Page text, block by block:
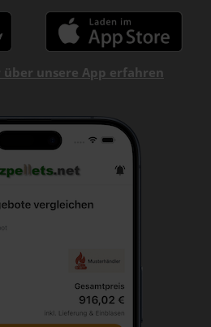
unsere App erfahren